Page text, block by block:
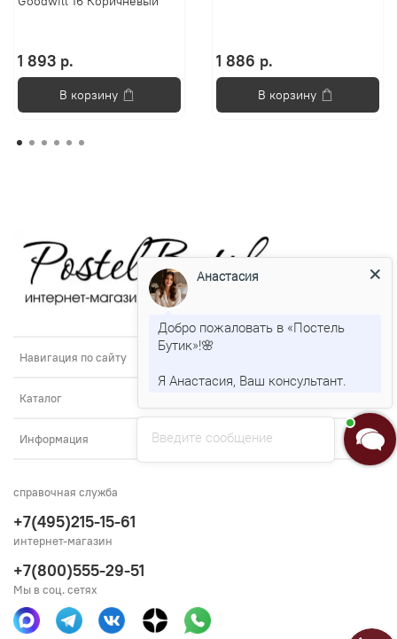
1 893 р.
В корзину
1 886 р.
В корзину
Навигация по сайту
Каталог
Информация
справочная служба
+7(495)215-15-61
интернет-магазин
+7(800)555-29-51
Мы в соц. сетях
Введите сообщение
Анастасия
Добро пожаловать в «Постель
Бутик»!🌸
Я Анастасия, Ваш консультант.